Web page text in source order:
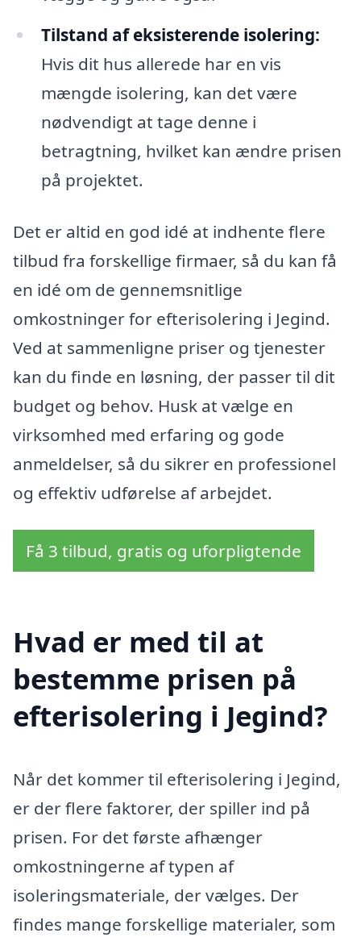
Tilstand af eksisterende isolering:
Hvis dit hus allerede har en vis
mængde isolering, kan det være
nødvendigt at tage denne i
betragtning, hvilket kan ændre prisen
på projektet.
Det er altid en god idé at indhente flere
tilbud fra forskellige firmaer, så du kan få
en idé om de gennemsnitlige
omkostninger for efterisolering i Jegind.
Ved at sammenligne priser og tjenester
kan du finde en løsning, der passer til dit
budget og behov. Husk at vælge en
virksomhed med erfaring og gode
anmeldelser, så du sikrer en professionel
og effektiv udførelse af arbejdet.
Få 3 tilbud, gratis og uforpligtende
Hvad er med til at
bestemme prisen på
efterisolering i Jegind?
Når det kommer til efterisolering i Jegind,
er der flere faktorer, der spiller ind på
prisen. For det første afhænger
omkostningerne af typen af
isoleringsmateriale, der vælges. Der
findes mange forskellige materialer, som